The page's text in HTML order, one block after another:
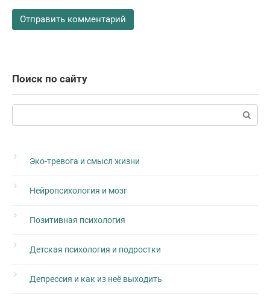
Поиск по сайту
Поиск:
Эко-тревога и смысл жизни
Нейропсихология и мозг
Позитивная психология
Детская психология и подростки
Депрессия и как из неё выходить